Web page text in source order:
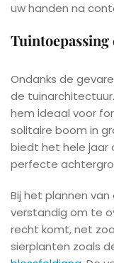
uw handen na
Ondanks de
de
hem ideaal voor
solitaire boom in
biedt het hele jaar
perfecte
Bij het plannen
verstandig om te
recht komt, net
sierplanten zoals